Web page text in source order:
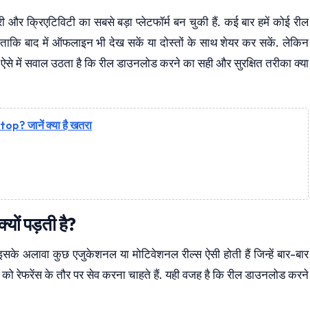
क्रिएटिविटी का सबसे बड़ा प्लेटफॉर्म बन चुकी हैं. कई बार हमें कोई रील
बाद में ऑफलाइन भी देख सकें या दोस्तों के साथ शेयर कर सकें. लेकिन
सवाल उठता है कि रील डाउनलोड करने का सही और सुरक्षित तरीका क्या
जानें क्या है खतरा
पड़ती है?
अलावा कुछ एजुकेशनल या मोटिवेशनल रील्स ऐसी होती हैं जिन्हें बार-बार
रेफरेंस के तौर पर सेव करना चाहते हैं. यही वजह है कि रील डाउनलोड करने